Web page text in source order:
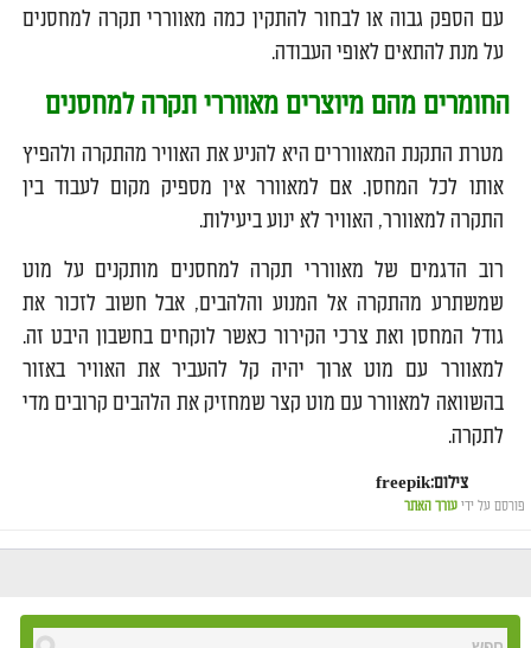
עם הספק גבוה או לבחור להתקין כמה מאווררי תקרה למחסנים
על מנת להתאים לאופי העבודה.
החומרים מהם מיוצרים מאווררי תקרה למחסנים
מטרת התקנת המאווררים היא להניע את האוויר מהתקרה ולהפיץ
אותו לכל המחסן. אם למאוורר אין מספיק מקום לעבוד בין
התקרה למאוורר, האוויר לא ינוע ביעילות.
רוב הדגמים של מאווררי תקרה למחסנים מותקנים על מוט
שמשתרע מהתקרה אל המנוע והלהבים, אבל חשוב לזכור את
גודל המחסן ואת צרכי הקירור כאשר לוקחים בחשבון היבט זה.
למאוורר עם מוט ארוך יהיה קל להעביר את האוויר באזור
בהשוואה למאוורר עם מוט קצר שמחזיק את הלהבים קרובים מדי
לתקרה.
צילום:freepik
פורסם על ידי עורך האתר